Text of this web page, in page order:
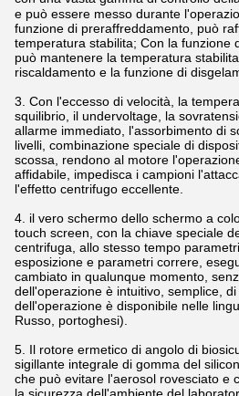
e può essere messo durante
funzione di preraffreddamento, può
temperatura stabilita; Con la funzione
può mantenere la temperatura
riscaldamento e la funzione di
3. Con l'eccesso di velocità, la
squilibrio, il undervoltage, la
allarme immediato, l'assorbimento di
livelli, combinazione speciale di
scossa, rendono al motore
affidabile, impedisca i campioni
l'effetto centrifugo eccellente.
4. il vero schermo dello schermo a
touch screen, con la chiave speciale
centrifuga, allo stesso tempo
esposizione e parametri correre,
cambiato in qualunque momento,
dell'operazione è intuitivo, semplice,
dell'operazione è disponibile nelle
Russo, portoghesi).
5. Il rotore ermetico di angolo di
sigillante integrale di gomma del
che può evitare l'aerosol rovesciato e